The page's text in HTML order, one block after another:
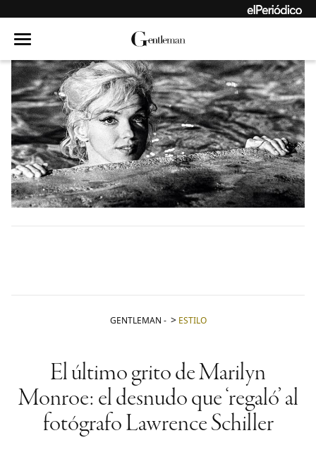
GENTLEMAN - ESTILO
El último grito de Marilyn
Monroe: el desnudo que ‘regaló’ al
fotógrafo Lawrence Schiller